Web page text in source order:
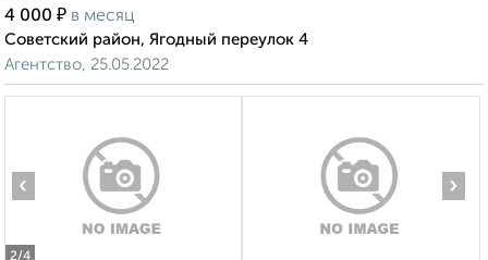
4 000 ₽ в месяц
Советский район, Ягодный переулок 4
Агентство, 25.05.2022
2/4
‹ ›